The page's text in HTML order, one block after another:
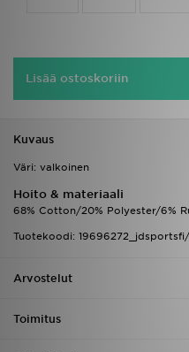
Lisää ostoskoriin
Kuvaus
Väri: valkoinen
Hoito & materiaali
68% Cotton/20% Polyester/6%
Tuotekoodi: 19696272_jdsportsfi/
Arvostelut
Toimitus